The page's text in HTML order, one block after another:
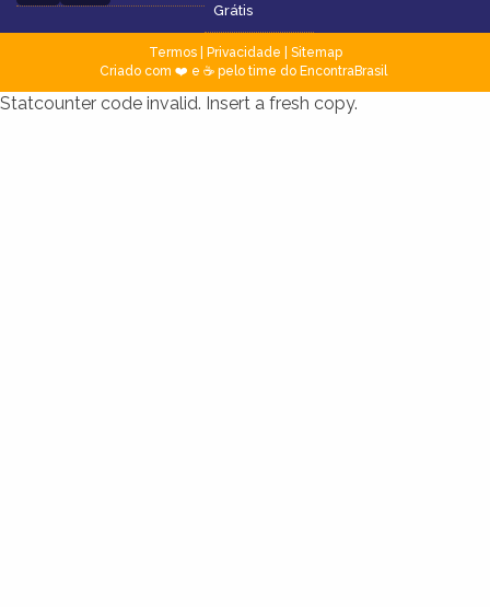
Grátis
Termos| Privacidade
Sitemap
Criado com ❤️ e ☕ pelo time do EncontraBrasil
Statcounter code invalid. Insert a fresh copy.